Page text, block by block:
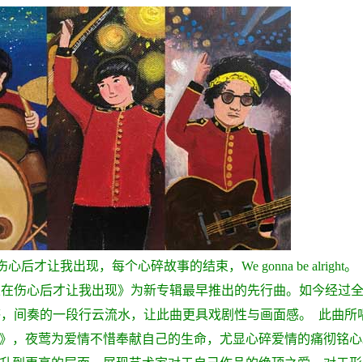
后才让我出现，每个心碎故事的结束，We gonna be alright。
心后才让我出现》为新专辑最早推出的先行曲。如今经过
间奏的一段行云流水，让此曲更具戏剧性与画面感。
此曲所
，夜莺为爱情不惜奉献自己的生命，尤显心碎爱情的痛彻铭